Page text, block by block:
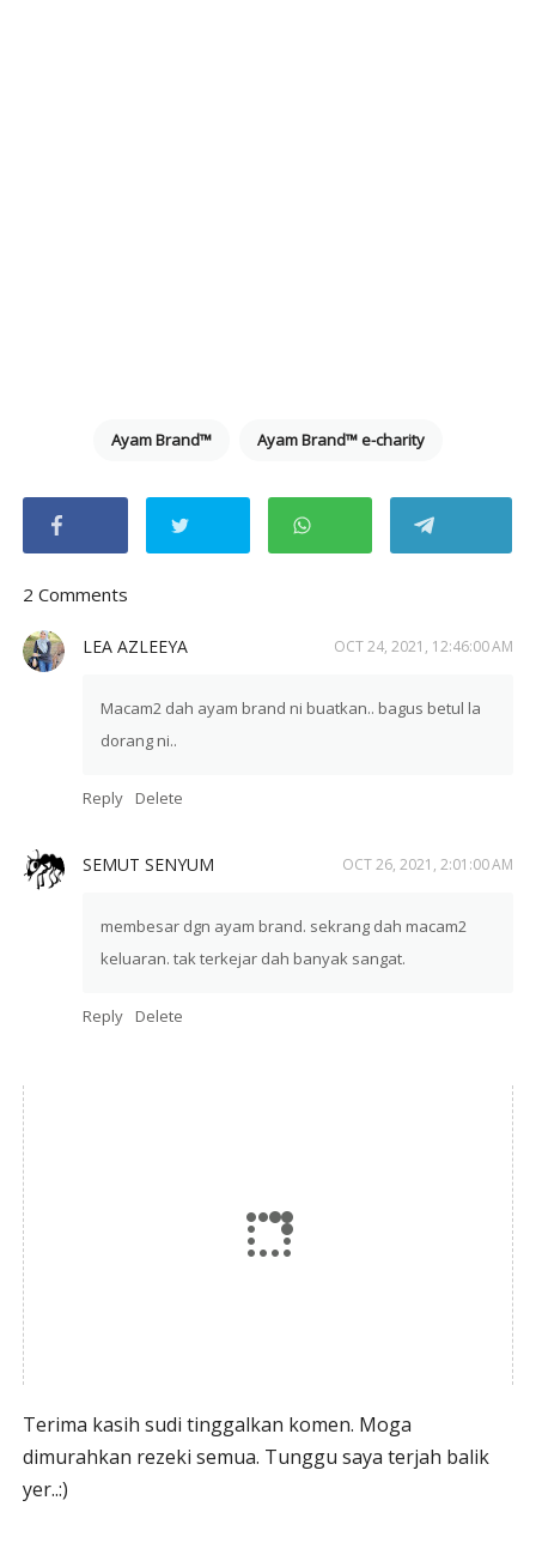
Ayam Brand™ Ayam Brand™ e-charity
2 Comments
LEA AZLEEYA OCT 24, 2021, 12:46:00 AM
Macam2 dah ayam brand ni buatkan.. bagus betul la
dorang ni..
Reply Delete
SEMUT SENYUM OCT 26, 2021, 2:01:00 AM
membesar dgn ayam brand. sekrang dah macam2
keluaran. tak terkejar dah banyak sangat.
Reply Delete
Terima kasih sudi tinggalkan komen. Moga
dimurahkan rezeki semua. Tunggu saya terjah balik
yer..:)